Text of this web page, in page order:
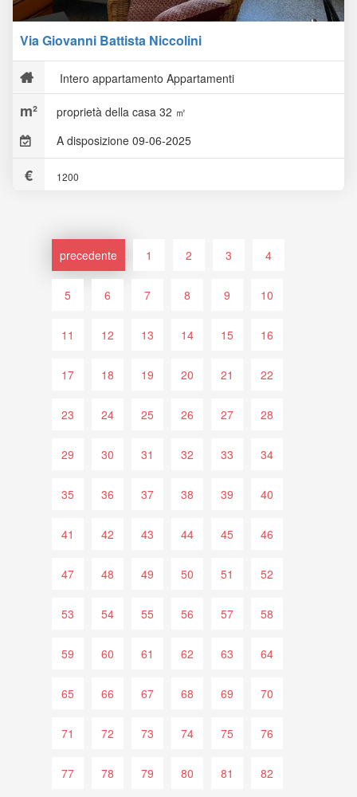
Via Giovanni Battista Niccolini
Intero appartamento Appartamenti
proprietà della casa 32 ㎡
A disposizione 09-06-2025
1200
precedente 1 2 3 4
5 6 7 8 9 10
11 12 13 14 15 16
17 18 19 20 21 22
23 24 25 26 27 28
29 30 31 32 33 34
35 36 37 38 39 40
41 42 43 44 45 46
47 48 49 50 51 52
53 54 55 56 57 58
59 60 61 62 63 64
65 66 67 68 69 70
71 72 73 74 75 76
77 78 79 80 81 82